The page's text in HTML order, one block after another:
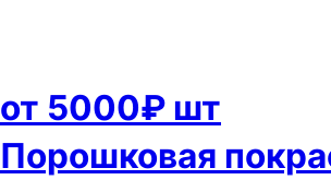
от 5000₽ шт
Порошковая